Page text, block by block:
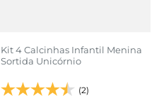
Kit 4 Calcinhas Infantil Menina
Sortida Unicórnio
(2)